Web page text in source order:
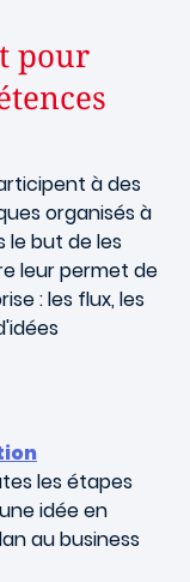
pour
à des
organisés à
le but de les
leur permet de
: les flux, les
les étapes
idée en
au business